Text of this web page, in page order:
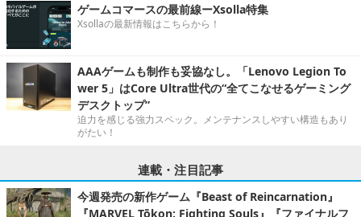
ゲームコマースの最前線ーXsolla特集
Xsollaの最新情報はこちらから！
AAAゲームも制作も妥協なし。「Lenovo Legion To
wer 5」はCore Ultra世代の“全てこなせるゲーミング
デスクトップ”
迫力を感じる強力スペック。メンテナンスしやすい構造もあり
がたい！
連載・注目記事
今週発売の新作ゲーム『Beast of Reincarnation』
『MARVEL Tōkon: Fighting Souls』『ファイナルフ